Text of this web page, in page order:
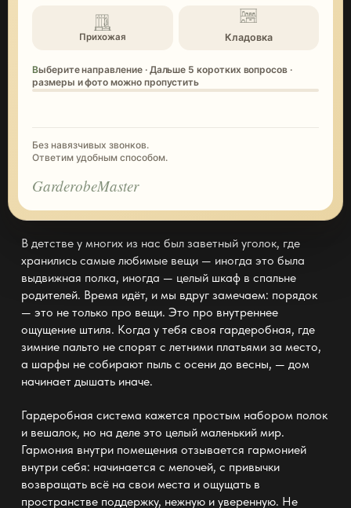
Прихожая Кладовка
Выберите направление · Дальше 5 коротких вопросов ·
размеры и фото можно пропустить
Без навязчивых звонков.
Ответим удобным способом.
GarderobeMaster
В детстве у многих из нас был заветный уголок, где
хранились самые любимые вещи — иногда это была
выдвижная полка, иногда — целый шкафв спальне
родителей. Время идёт, и мы вдруг замечаем: порядок
— это не только про вещи. Это про внутреннее
ощущение штиля. Когда у тебя своя гардеробная, где
зимние пальто не спорят с летними платьями за место,
а шарфы не собирают пыль с осени до весны, — дом
начинает дышать иначе.
Гардеробная система кажется простым набором полок
и вешалок, но на деле это целый маленький мир.
Гармония внутри помещения отзывается гармонией
внутри себя: начинается с мелочей, с привычки
возвращать всё на свои места и ощущать в
пространствеподдержку, нежную и уверенную. Не